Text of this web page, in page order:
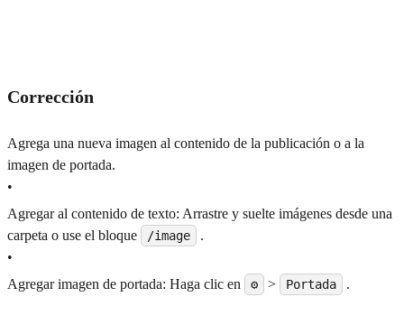
Corrección
Agrega una nueva imagen al contenido de la publicación o a la
imagen de portada.
•
Agregar al contenido de texto: Arrastre y suelte imágenes desde una
carpeta o use el bloque
/image
.
•
Agregar imagen de portada: Haga clic en
⚙️ > Portada .